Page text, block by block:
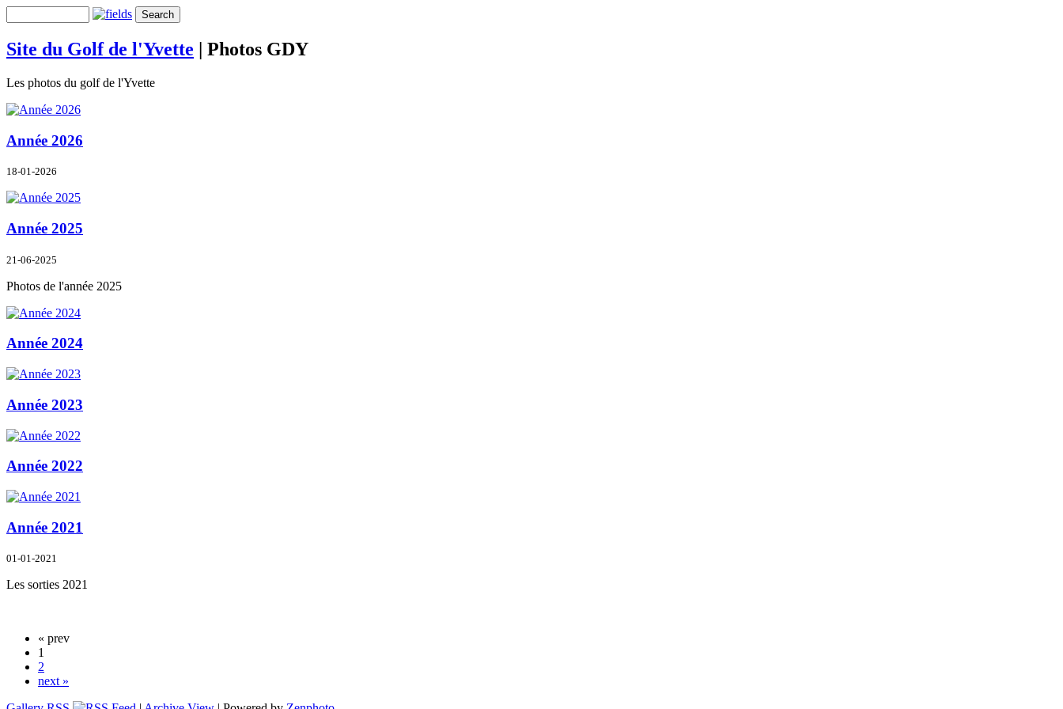
Site du Golf de l'Yvette | Photos GDY
Les photos du golf de l'Yvette
Année 2026
18-01-2026
Année 2025
21-06-2025
Photos de l'année 2025
Année 2024
Année 2023
Année 2022
Année 2021
01-01-2021
Les sorties 2021
« prev
1
2
next »